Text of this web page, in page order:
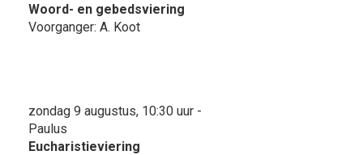
Woord- en gebedsviering
Voorganger: A. Koot
zondag 9 augustus, 10:30 uur -
Paulus
Eucharistieviering